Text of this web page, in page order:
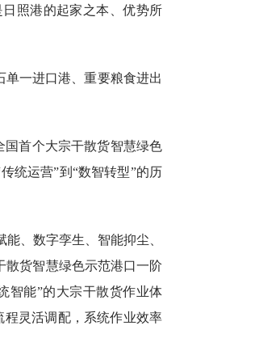
照港的起家之本、优势所
一进口港、重要粮食进出
国首个大宗干散货智慧绿色
统运营”到“数智转型”的历
、数字孪生、智能抑尘、
货智慧绿色示范港口一阶
智能”的大宗干散货作业体
程灵活调配，系统作业效率